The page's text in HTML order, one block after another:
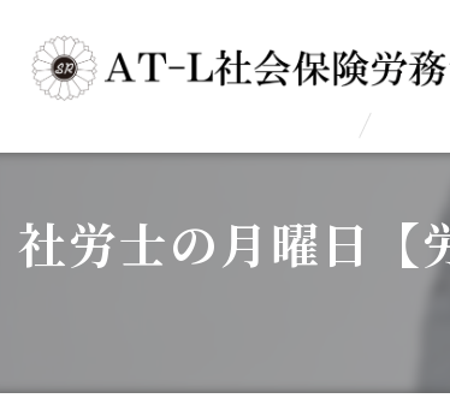
社労士の月曜日【